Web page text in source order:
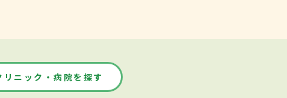
リニック・病院を探す